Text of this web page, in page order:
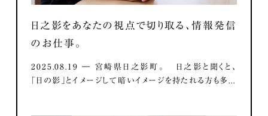
日之影をあなたの視点で切り取る、情報発信
のお仕事。
2025.08.19 ― 宮崎県日之影町。 日之影と聞くと、
「日の影」とイメージして暗いイメージを持たれる方も多...